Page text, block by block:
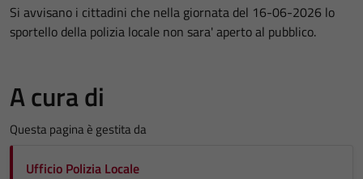
Si avvisano i cittadini che nella giornata del 16-06-2026 lo
sportello della polizia locale non sara' aperto al pubblico.
A cura di
Questa pagina è gestita da
Ufficio Polizia Locale